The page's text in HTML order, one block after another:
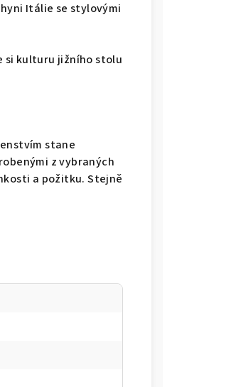
Itálie se stylovými
si kulturu jižního stolu
stane
z vybraných
a požitku. Stejně